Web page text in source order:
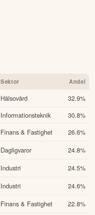
Sektor Andel
Hälsovård 32.9%
Informationsteknik 30.8%
Finans & Fastighet 26.6%
Dagligvaror 24.8%
Industri 24.5%
Industri 24.6%
Finans & Fastighet 22.8%